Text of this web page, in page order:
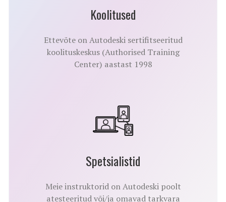
Koolitused
Ettevõte on Autodeski sertifitseeritud
koolituskeskus (Authorised Training
Center) aastast 1998
Spetsialistid
Meie instruktorid on Autodeski poolt
atesteeritud või/ja omavad tarkvara